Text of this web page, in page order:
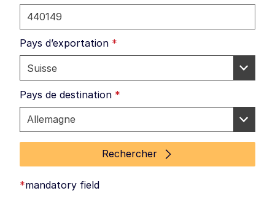
Pays d’exportation *
Pays de destination *
Rechercher
*mandatory field